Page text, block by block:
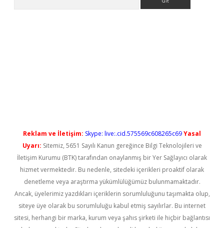
Reklam ve İletişim: Skype: live:.cid.575569c608265c69Yasal
Uyarı: Sitemiz, 5651 Sayılı Kanun gereğince Bilgi Teknolojileri ve
İletişim Kurumu (BTK) tarafından onaylanmış bir Yer Sağlayıcı olarak
hizmet vermektedir. Bu nedenle, sitedeki içerikleri proaktif olarak
denetleme veya araştırma yükümlülüğümüz bulunmamaktadır.
Ancak, üyelerimiz yazdıkları içeriklerin sorumluluğunu taşımakta olup,
siteye üye olarak bu sorumluluğu kabul etmiş sayılırlar. Bu internet
sitesi, herhangi bir marka, kurum veya şahıs şirketi ile hiçbir bağlantısı